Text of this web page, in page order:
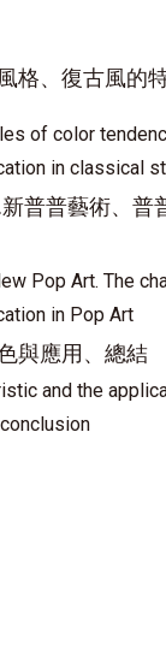
格、復古風的
of color
in classical
普普藝術、普
Pop Art. The
in Pop Art
與應用、總結
and the